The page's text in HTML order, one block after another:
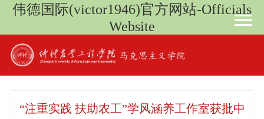
伟德国际(victor1946)官方网站-Officials
Website
“注重实践 扶助农工”学风涵养工作室获批中